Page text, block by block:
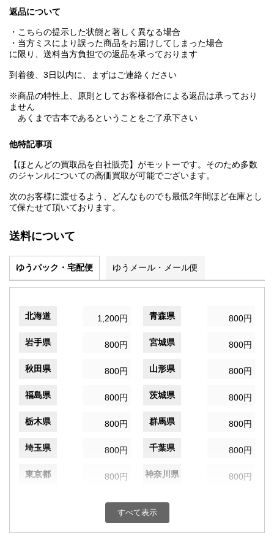
返品について
・こちらの提示した状態と著しく異なる場合
・当方ミスにより誤った商品をお届けしてしまった場合
に限り、送料当方負担での返品を承っております
到着後、3日以内に、まずはご連絡ください
※商品の特性上、原則としてお客様都合による返品は承っており
ません
あくまで古本であるということをご了承下さい
他特記事項
【ほとんどの買取品を自社販売】がモットーです。そのため多数
のジャンルについての高価買取が可能でございます。
次のお客様に渡せるよう、どんなものでも最低2年間ほど在庫とし
て保たせて頂いております。
送料について
ゆうパック・宅配便 ゆうメール・メール便
北海道 1,200円 青森県 800円
岩手県 800円 宮城県 800円
秋田県 800円 山形県 800円
福島県 800円 茨城県 800円
栃木県 800円 群馬県 800円
埼玉県 800円 千葉県 800円
東京都 800円 神奈川県 800円
800円 富山県
すべて表示